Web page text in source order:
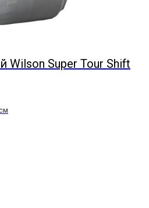
Wilson Super Tour Shift